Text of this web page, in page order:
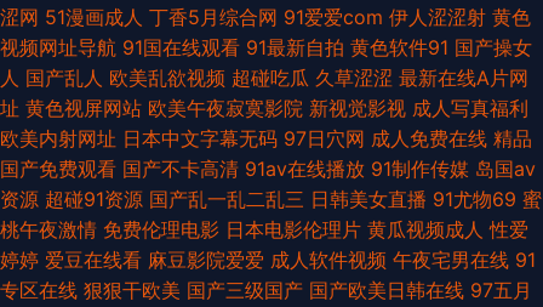
女一一二区三区 影视先锋日韩资源网 99主播福利视频 免费券AV在线 大香蕉
色AV 爱豆传媒网站免费观看 91偷拍视频网 91传媒合集 东方AV在线正在进
入 色妞妞爱婷婷操导航 91资源网址在线观看 在线观看91精品福利 精品久久
免费人妻 69午夜影院 超碰东京热蜜桃 亚洲激喷 95AV免费网站 玖玖偷拍热
AV福利在线 福利影院 欧美成人 五月婷婷影院 影音先锋永久资源 伊人影院9
涩网 51漫画成人 丁香5月综合网 91爱爱com 伊人涩涩射 黄色
视频网址导航 91国在线观看 91最新自拍 黄色软件91 国产操女
人 国产乱人 欧美乱欲视频 超碰吃瓜 久草涩涩 最新在线A片网
址 黄色视屏网站 欧美午夜寂寞影院 新视觉影视 成人写真福利
欧美内射网址 日本中文字幕无码 97日穴网 成人免费在线 精品
国产免费观看 国产不卡高清 91av在线播放 91制作传媒 岛国av
资源 超碰91资源 国产乱一乱二乱三 日韩美女直播 91尤物69 蜜
桃午夜激情 免费伦理电影 日本电影伦理片 黄瓜视频成人 性爱
婷婷 爱豆在线看 麻豆影院爱爱 成人软件视频 午夜宅男在线 91
专区在线 狠狠干欧美 国产三级国产 国产欧美日韩在线 97五月